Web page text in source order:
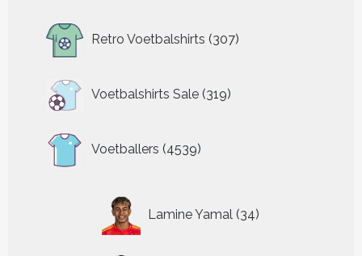
Retro Voetbalshirts 307
producten
Voetbalshirts Sale 319
319
producten
Voetballers 4539
producten
Lamine Yamal 34
producten